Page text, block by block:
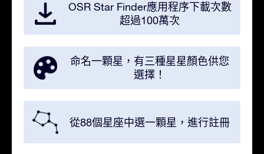
OSR Star Finder應用程序下載次數
超過100萬次
命名一顆星，有三種星星顏色供您
選擇！
從88個星座中選一顆星，進行註冊